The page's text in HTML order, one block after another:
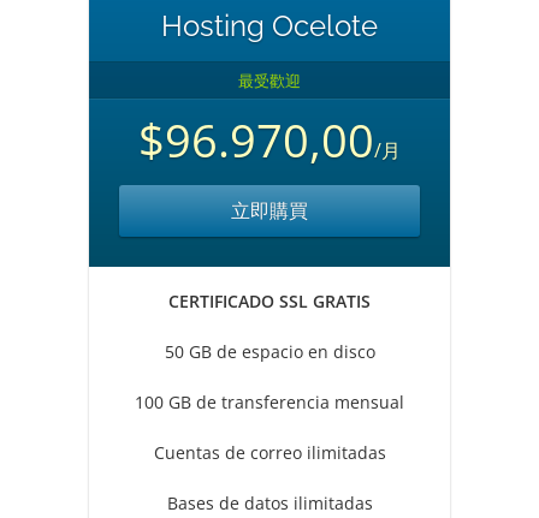
Hosting Ocelote
最受歡迎
$96.970,00/月
立即購買
CERTIFICADO SSL GRATIS
50 GB de espacio en disco
100 GB de transferencia mensual
Cuentas de correo ilimitadas
Bases de datos ilimitadas